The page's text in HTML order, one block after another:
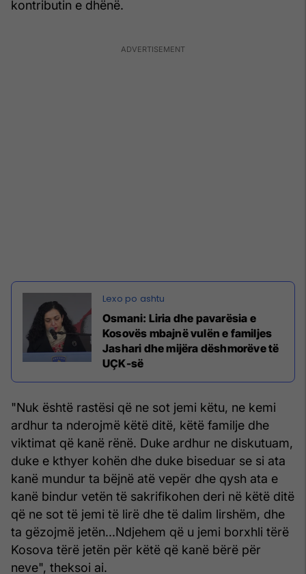
kontributin e dhënë.
Osmani: Liria dhe pavarësia e
Kosovës mbajnë vulën e familjes
Jashari dhe mijëra dëshmorëve të
UÇK-së
"Nuk është rastësi që ne sot jemi këtu, ne kemi
ardhur ta nderojmë këtë ditë, këtë familje dhe
viktimat që kanë rënë. Duke ardhur ne diskutuam,
duke e kthyer kohën dhe duke biseduar se si ata
kanë mundur ta bëjnë atë vepër dhe qysh ata e
kanë bindur vetën të sakrifikohen deri në këtë ditë
që ne sot të jemi të lirë dhe të dalim lirshëm, dhe
ta gëzojmë jetën...Ndjehem që u jemi borxhli tërë
Kosova tërë jetën për këtë që kanë bërë për
neve", theksoi ai.